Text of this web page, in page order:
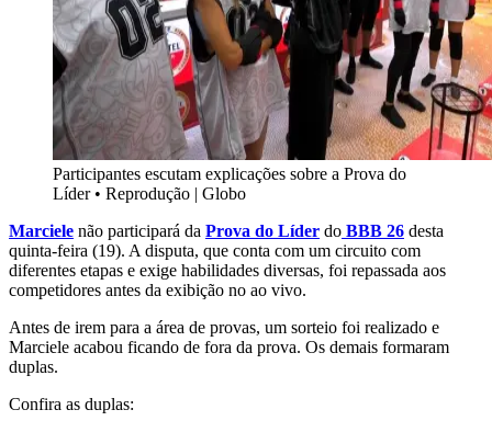
Participantes escutam explicações sobre a Prova do
Líder• Reprodução | Globo
Marciele não participará da Prova do Líder do BBB 26 desta
quinta-feira (19). A disputa, que conta com um circuito com
diferentes etapas e exige habilidades diversas, foi repassada aos
competidores antes da exibição no ao vivo.
Antes de irem para a área de provas, um sorteio foi realizado e
Marciele acabou ficando de fora da prova. Os demais formaram
duplas.
Confira as duplas: